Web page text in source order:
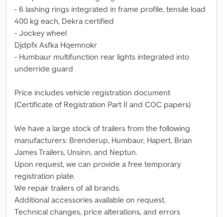
- 6 lashing rings integrated in frame profile, tensile load
400 kg each, Dekra certified
- Jockey wheel
Djdpfx Asfka Hqemnokr
- Humbaur multifunction rear lights integrated into
underride guard
Price includes vehicle registration document
(Certificate of Registration Part II and COC papers)
We have a large stock of trailers from the following
manufacturers: Brenderup, Humbaur, Hapert, Brian
James Trailers, Unsinn, and Neptun.
Upon request, we can provide a free temporary
registration plate.
We repair trailers of all brands.
Additional accessories available on request.
Technical changes, price alterations, and errors